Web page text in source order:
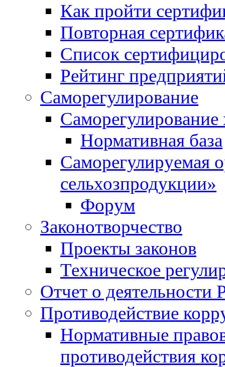
Как пройти
Повторная
Список
Рейтинг
Саморегулирование
Саморегулирование
Нормативная база
Саморегулируемая
сельхозпродукции»
Форум
Законотворчество
Проекты законов
Техническое
Отчет о деятельности
Противодействие
Нормативные
противодействия